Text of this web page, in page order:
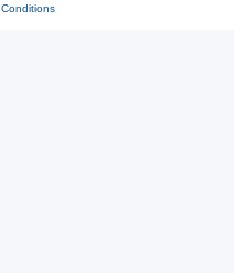
Conditions